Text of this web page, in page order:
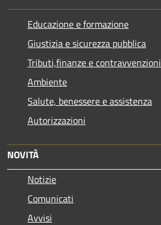
Educazione e formazione
Giustizia e sicurezza pubblica
Tributi,finanze e contravvenzioni
Ambiente
Salute, benessere e assistenza
Autorizzazioni
NOVITÀ
Notizie
Comunicati
Avvisi